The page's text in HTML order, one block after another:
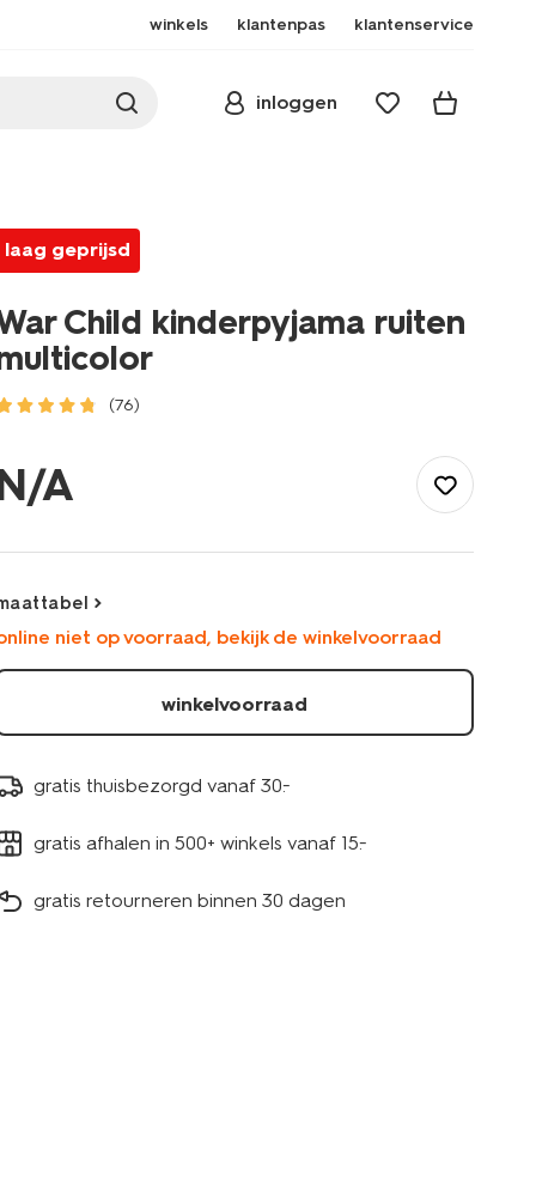
winkels klantenpas klantenservice
inloggen
laag geprijsd
Child kinderpyjama ruiten
(76)
pyjamas/war-
child-
kinderpyjama-
A
niet op voorraad, bekijk de winkelvoorraad
winkelvoorraad
gratis thuisbezorgd vanaf 30.-
gratis afhalen in 500+ winkels vanaf 15.-
gratis retourneren binnen 30 dagen